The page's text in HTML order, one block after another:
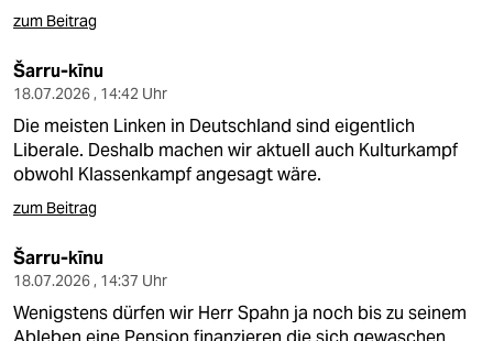
zum Beitrag
Šarru-kīnu
18.07.2026 , 14:42 Uhr
Die meisten Linken in Deutschland sind eigentlich
Liberale. Deshalb machen wir aktuell auch Kulturkampf
obwohl Klassenkampf angesagt wäre.
zum Beitrag
Šarru-kīnu
18.07.2026 , 14:37 Uhr
Wenigstens dürfen wir Herr Spahn ja noch bis zu seinem